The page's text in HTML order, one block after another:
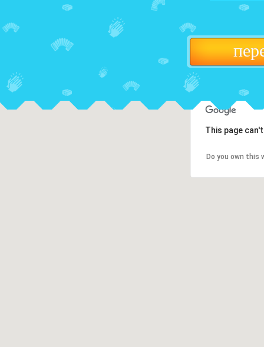
This page
Do you own this